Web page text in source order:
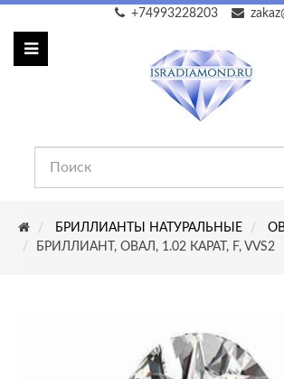
+74993228203
БРИЛЛИАНТЫ НАТУРАЛЬНЫЕ
БРИЛЛИАНТ, ОВАЛ, 1.02 КАРАТ, F, VVS2